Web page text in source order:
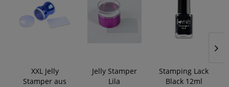
XXL Jelly
Stamper aus
Jelly Stamper
Lila
Stamping Lack
Black 12ml